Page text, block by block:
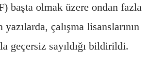
başta olmak üzere ondan fazla
çalışma lisanslarının
geçersiz sayıldığı bildirildi.